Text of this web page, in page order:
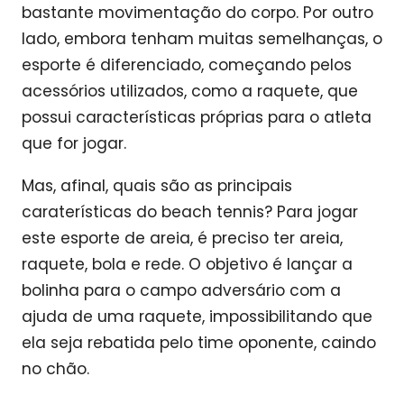
bastante movimentação do corpo. Por outro
lado, embora tenham muitas semelhanças, o
esporte é diferenciado, começando pelos
acessórios utilizados, como a raquete, que
possui características próprias para o atleta
que for jogar.
Mas, afinal, quais são as principais
caraterísticas do beach tennis? Para jogar
este esporte de areia, é preciso ter areia,
raquete, bola e rede. O objetivo é lançar a
bolinha para o campo adversário com a
ajuda de uma raquete, impossibilitando que
ela seja rebatida pelo time oponente, caindo
no chão.